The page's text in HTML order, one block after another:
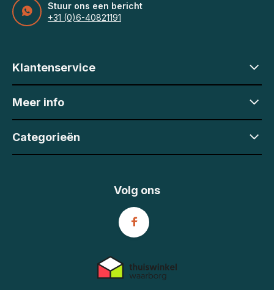
Stuur ons een bericht
+31 (0)6-40821191
Klantenservice
Meer info
Categorieën
Volg ons